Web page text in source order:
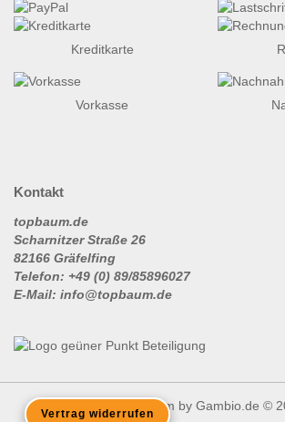
Kreditkarte
Vorkasse
Kontakt
topbaum.de
Scharnitzer Straße 26
82166 Gräfelfing
Telefon: +49 (0) 89/85896027
E-Mail: info@topbaum.de
Vertrag widerrufen
Shopsystem by Gambio.de ©